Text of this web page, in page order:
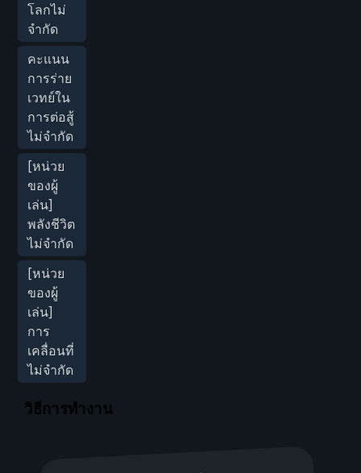
โลกไม่
จำกัด
คะแนน
การร่าย
เวทย์ใน
การต่อสู้
ไม่จำกัด
[หน่วย
ของผู้
เล่น]
พลังชีวิต
ไม่จำกัด
[หน่วย
ของผู้
เล่น]
การ
เคลื่อนที่
ไม่จำกัด
วิธีการทำงาน